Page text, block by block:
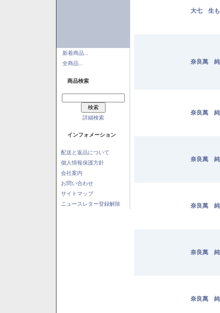
新着商品...
全商品...
商品検索
詳細検索
インフォメーション
配送と返品について
個人情報保護方針
会社案内
お問い合わせ
サイトマップ
ニュースレター登録解除
大七 生
奈良萬
奈良萬
奈良萬
奈良萬
奈良萬
奈良萬